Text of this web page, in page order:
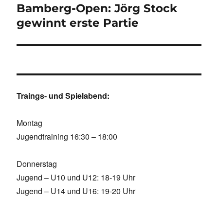
Nächster
Beitrag:
Bamberg-Open: Jörg Stock
gewinnt erste Partie
Traings- und Spielabend:
Montag
Jugendtraining 16:30 – 18:00
Donnerstag
Jugend – U10 und U12: 18-19 Uhr
Jugend – U14 und U16: 19-20 Uhr